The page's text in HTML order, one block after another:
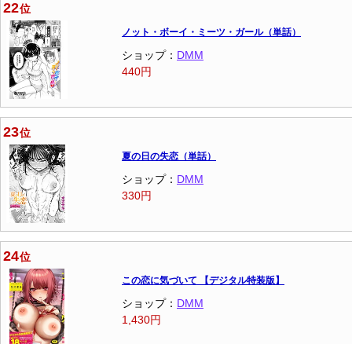
22位
ノット・ボーイ・ミーツ・ガール（単話）
ショップ： DMM
440円
23位
夏の日の失恋（単話）
ショップ： DMM
330円
24位
この恋に気づいて 【デジタル特装版】
ショップ： DMM
1,430円